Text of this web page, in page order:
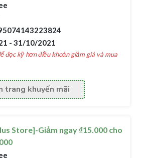
- 31/10/2021
đọc kỹ hơn điều khoản giảm giá và mua
trang khuyến mãi
Store]-Giảm ngay ₫15.000 cho